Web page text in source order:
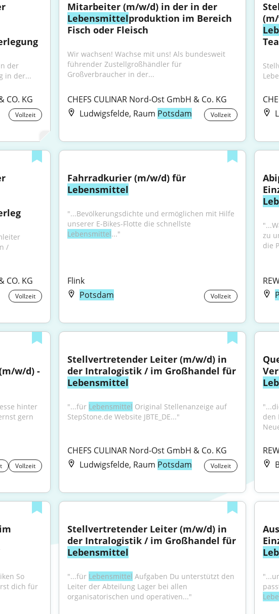
der
in der...
CO. KG
Vollzeit
Lebensmittelproduktion im Bereich
Fisch oder Fleisch
Wir wachsen! Wachse mit uns! Als bundesweit
führender Zustellgroßhändler für
Großverbraucher in der...
CHEFS CULINAR Nord-Ost GmbH & Co. KG
Ludwigsfelde, Raum Potsdam Vollzeit
/
CO. KG
Vollzeit
Lebensmittel
"...Bevölkerungsdichte und ermöglichen mit Hilfe
Lebensmittel..."
Flink
Potsdam
Vollzeit
zu
die
w/d) -
hinter
gern
Vollzeit
Stellvertretender Leiter (m/w/d) in
Lebensmittel
"...für Lebensmittel Original Stellenanzeige auf
StepStone.de Website JBTE_DE..."
CHEFS CULINAR Nord-Ost GmbH & Co. KG
Ludwigsfelde, Raum Potsdam Vollzeit
den
So
Stellvertretender Leiter (m/w/d) in
Lebensmittel
"...für Lebensmittel Aufgaben Du unterstützt den
Leiter der Abteilung Lager bei allen
organisatorischen und operativen..."